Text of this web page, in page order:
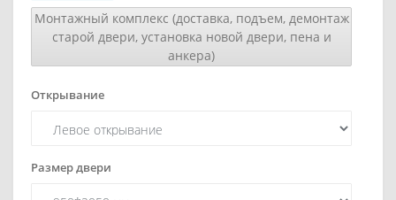
Монтажный комплекс (доставка, подъем, демонтаж
старой двери, установка новой двери, пена и
анкера)
Открывание
Размер двери